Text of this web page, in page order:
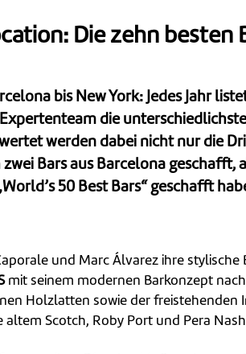
Die zehn besten
bis New York: Jedes Jahr
die
werden dabei nicht nur die
zwei Bars aus Barcelona
50 Best Bars“ geschafft
und Marc Álvarez ihre
mit seinem modernen Barkonzept
Holzlatten sowie der freistehenden
altem Scotch, Roby Port und Pera